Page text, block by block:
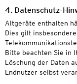
4. Datenschutz-
Altgeräte enthalten
Dies gilt
Bitte beachten Sie in
Löschung der Daten
Endnutzer selbst